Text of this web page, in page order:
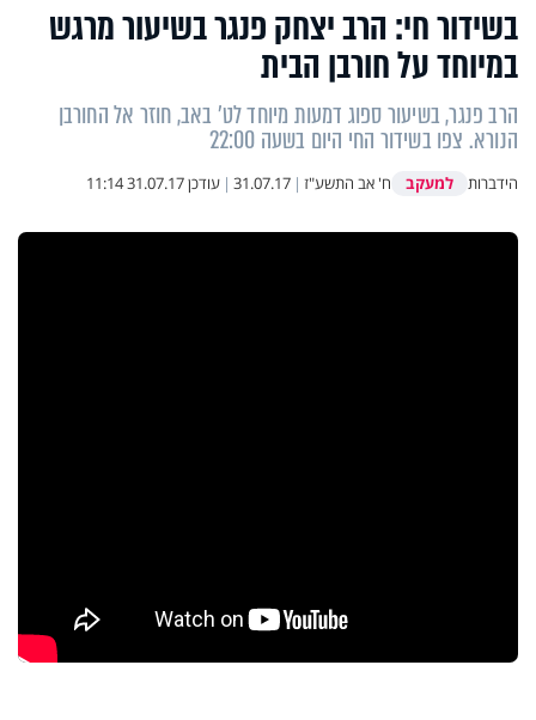
בשידור חי: הרב יצחק פנגר בשיעור מרגש
במיוחד על חורבן הבית
הרב פנגר, בשיעור ספוג דמעות מיוחד לט' באב, חוזר אל החורבן
הנורא. צפו בשידור החי היום בשעה 22:00
הידברות למעקב ח' אב התשע"ז |
31.07.17
| עודכן31.07.17 11:14